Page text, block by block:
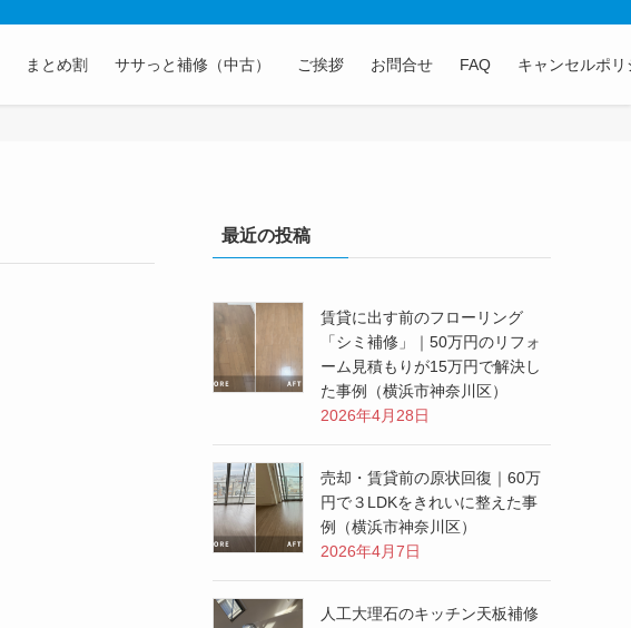
まとめ割 ササっと補修（中古） ご挨拶 お問合せ FAQ キャンセルポリ
最近の投稿
賃貸に出す前のフローリング
「シミ補修」｜50万円のリフォ
ーム見積もりが15万円で解決し
た事例（横浜市神奈川区）
2026年4月28日
売却・賃貸前の原状回復｜60万
円で３LDKをきれいに整えた事
例（横浜市神奈川区）
2026年4月7日
人工大理石のキッチン天板補修